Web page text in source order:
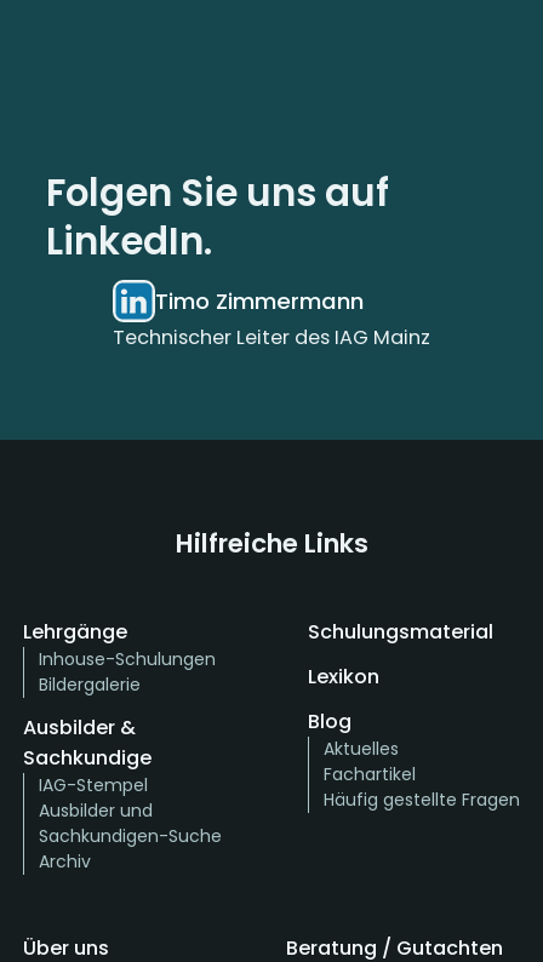
Folgen Sie uns auf
LinkedIn.
Timo Zimmermann
Technischer Leiter des IAG Mainz
Hilfreiche Links
Lehrgänge
Inhouse-Schulungen
Bildergalerie
Ausbilder &
Sachkundige
IAG-Stempel
Ausbilder und
Sachkundigen-Suche
Archiv
Schulungsmaterial
Lexikon
Blog
Aktuelles
Fachartikel
Häufig gestellte Fragen
Über uns Beratung / Gutachten